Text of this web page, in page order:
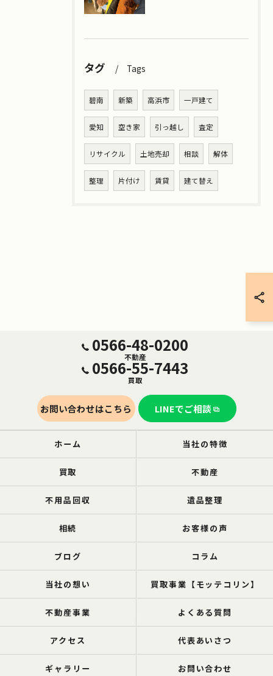
タグ Tags
碧南 新築 高浜市 一戸建て
愛知 空き家 引っ越し 査定
リサイクル 土地売却 相談 解体
整理 片付け 賃貸 建て替え
0566-48-0200
不動産
0566-55-7443
買取
お問い合わせはこちら LINEでご相談
ホーム 当社の特徴
買取 不動産
不用品回収 遺品整理
相続 お客様の声
ブログ コラム
当社の想い 買取事業【モッテコリン】
不動産事業 よくある質問
アクセス 代表あいさつ
ギャラリー お問い合わせ